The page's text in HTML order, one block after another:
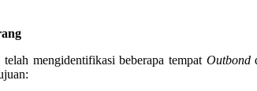
mengidentifikasi beberapa tempat Outbond